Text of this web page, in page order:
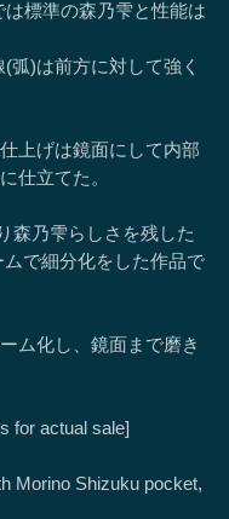
標準の森乃雫と性能は
弧)は前方に対して強く
上げは鏡面にして内部
仕立てた。
森乃雫らしさを残した
で細分化をした作品で
ム化し、鏡面まで磨き
for actual sale]
Morino Shizuku pocket,